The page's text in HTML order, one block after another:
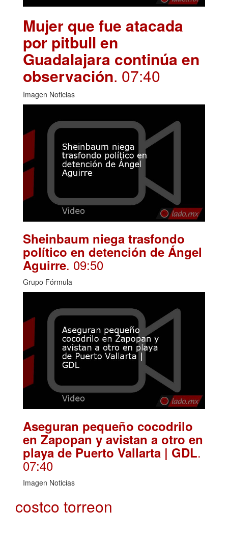
Mujer que fue atacada
por pitbull en
Guadalajara continúa en
observación. 07:40
Imagen Noticias
Sheinbaum niega trasfondo
político en detención de Ángel
Aguirre. 09:50
Grupo Fórmula
Aseguran pequeño cocodrilo
en Zapopan y avistan a otro en
playa de Puerto Vallarta | GDL.
07:40
Imagen Noticias
costco torreon